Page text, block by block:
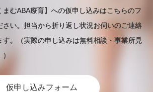
まむABA療育】への仮申し込みはこちらのフ
さい。担当から折り返し状況お伺いのご連絡
す。（実際の申し込みは無料相談・事業所見
仮申し込みフォーム